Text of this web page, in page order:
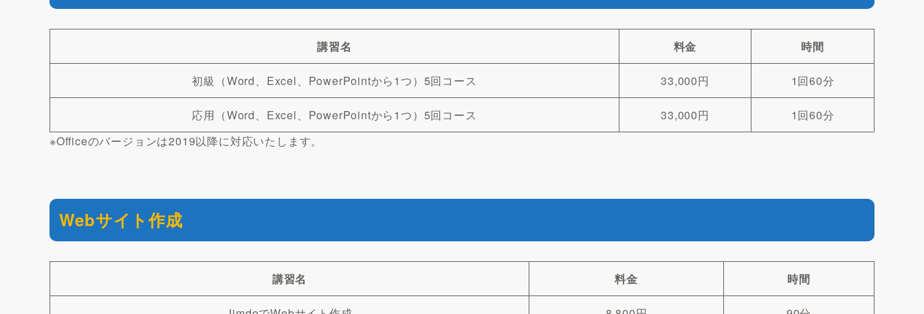
講習名 料金 時間
初級（Word、Excel、PowerPointから1つ）5回コース 33,000円 1回60分
応用（Word、Excel、PowerPointから1つ）5回コース 33,000円
1回60分
※Officeのバージョンは2019以降に対応いたします。
Webサイト作成
講習名 料金 時間